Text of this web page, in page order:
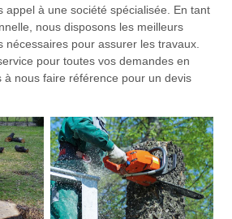
appel à une société spécialisée. En tant
nous disposons les meilleurs
nécessaires pour assurer les travaux.
pour toutes vos demandes en
à nous faire référence pour un devis